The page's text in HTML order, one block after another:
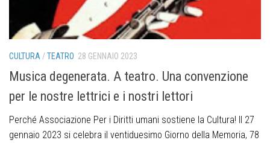
CULTURA/TEATRO 28 GENNAIO 2023
Musica degenerata. A teatro. Una convenzione
per le nostre lettrici e i nostri lettori
Perché Associazione Per i Diritti umani sostiene la Cultura! Il 27
gennaio 2023 si celebra il ventiduesimo Giorno della Memoria, 78